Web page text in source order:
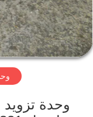
معلومات
عنا